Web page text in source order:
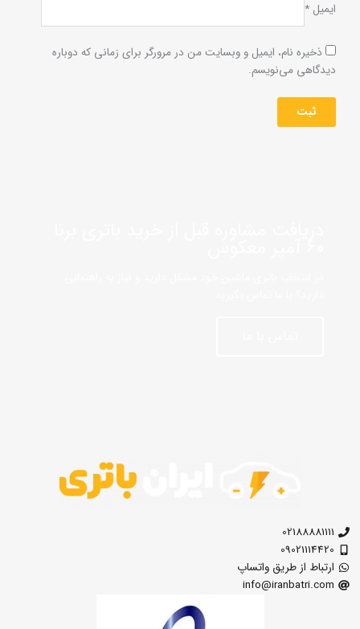
ایمیل *
ذخیره نام، ایمیل و وبسایت من در مرورگر برای زمانی که دوباره
دیدگاهی می‌نویسم.
02188881111
09021114420
ارتباط از طریق واتساپ
info@iranbatri.com